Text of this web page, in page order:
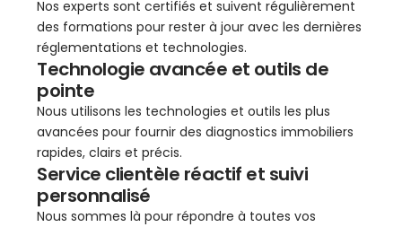
Nos experts sont certifiés et suivent régulièrement
des formations pour rester à jour avec les dernières
réglementations et technologies.
Technologie avancée et outils de
pointe
Nous utilisons les technologies et outils les plus
avancées pour fournir des diagnostics immobiliers
rapides, clairs et précis.
Service clientèle réactif et suivi
personnalisé
Nous sommes là pour répondre à toutes vos